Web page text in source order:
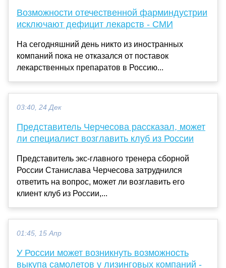
Возможности отечественной фарминдустрии
исключают дефицит лекарств - СМИ
На сегодняшний день никто из иностранных
компаний пока не отказался от поставок
лекарственных препаратов в Россию...
03:40, 24 Дек
Представитель Черчесова рассказал, может
ли специалист возглавить клуб из России
Представитель экс-главного тренера сборной
России Станислава Черчесова затруднился
ответить на вопрос, может ли возглавить его
клиент клуб из России,...
01:45, 15 Апр
У России может возникнуть возможность
выкупа самолетов у лизинговых компаний -